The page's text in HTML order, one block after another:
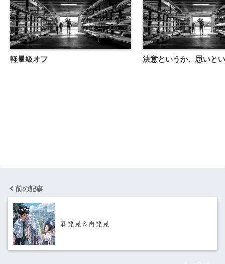
軽量級オフ 決意というか、思いと
前の記事
新発見＆再発見